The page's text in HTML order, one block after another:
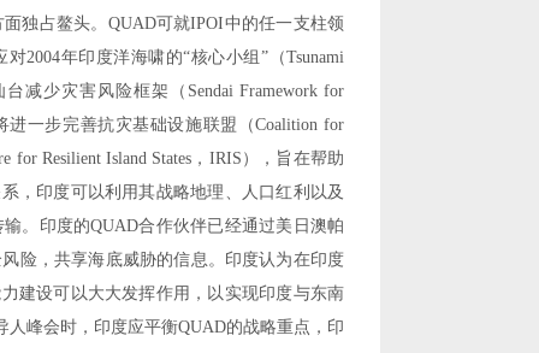
独占鳌头。 QUAD可就IPOI中的任一支柱领
对2004年印度洋海啸的“核心小组 ”（Tsunami
减少灾害风险框架（ Sendai Framework for
进一步完善抗灾基础设施联盟（Coalition for
for Resilient Island States ， IRIS ），旨在帮助
，印度可以利用其战略地理、人口红利以及
输。印度的QUAD合作伙伴已经通过美日澳帕
险，共享海底威胁的信息。印度认为在印度
建设可以大大发挥作用，以实现印度与东南
人峰会时，印度应平衡QUAD的战略重点，印